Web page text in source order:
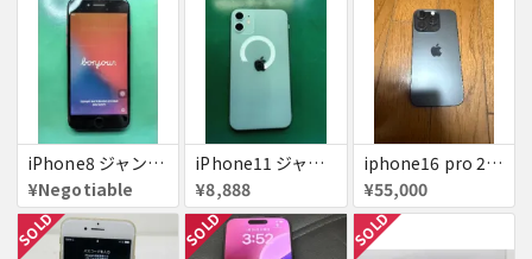
iPhone8 ジャンク品
¥Negotiable
iPhone11 ジャンク
¥8,888
iphone16 pro 256gb ブラックチタニウム
¥55,000
SOLD SOLD SOLD